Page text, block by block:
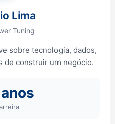
Lima
Tuning
sobre tecnologia, dados,
de construir um negócio.